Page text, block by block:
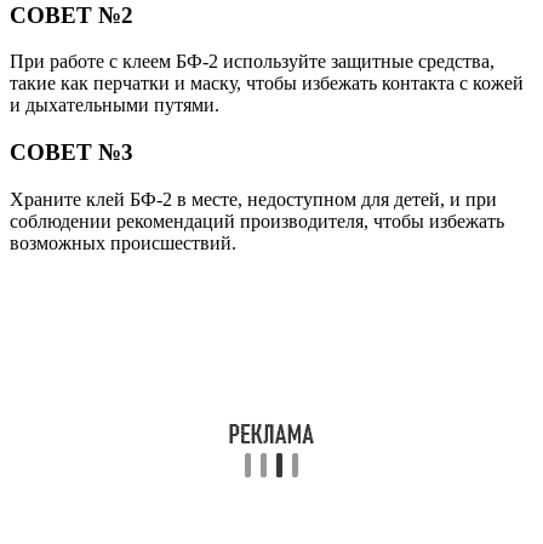
СОВЕТ №2
При работе с клеем БФ-2 используйте защитные средства,
такие как перчатки и маску, чтобы избежать контакта с кожей
и дыхательными путями.
СОВЕТ №3
Храните клей БФ-2 в месте, недоступном для детей, и при
соблюдении рекомендаций производителя, чтобы избежать
возможных происшествий.